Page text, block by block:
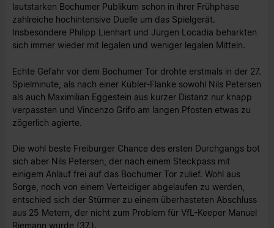
lautstarken Bochumer Publikum schon in ihrer Frühphase
zahlreiche hochintensive Duelle um das Spielgerät.
Insbesondere Philipp Lienhart und Jürgen Locadia beharkten
sich immer wieder mit legalen und weniger legalen Mitteln.
Echte Gefahr vor dem Bochumer Tor drohte erstmals in der 27.
Spielminute, als nach einer Kübler-Flanke sowohl Nils Petersen
als auch Maximilian Eggestein aus kurzer Distanz nur knapp
verpassten und Vincenzo Grifo am langen Pfosten etwas zu
zögerlich agierte.
Die wohl beste Freiburger Chance des ersten Durchgangs bot
sich aber Nils Petersen, der nach einem Steckpass mit
einigem Anlauf frei auf das Bochumer Tor zulief. Wohl aus
Sorge, noch von einem Verteidiger abgelaufen zu werden,
entschied sich der Stürmer zu einem überhasteten Abschluss
aus 25 Metern, der nicht zum Problem für VfL-Keeper Manuel
Riemann wurde (37.).